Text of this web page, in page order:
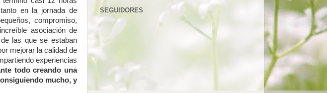
en la jornada de
compromiso,
asociación de
las que se estaban
mejorar la calidad de
experiencias
todo creando una
mucho, y
SEGUIDORES